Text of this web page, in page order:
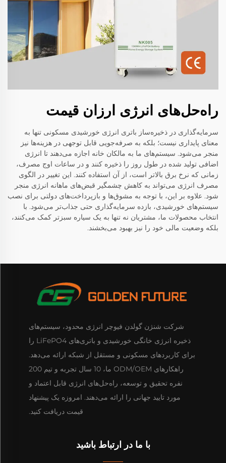
راه‌حل‌های انرژی ارزان قیمت
سرمایه‌گذاری در ذخیره‌ساز باتری انرژی خورشیدی مسکونی تنها به
معنای پایداری نیست؛ بلکه به صرفه‌جویی قابل توجهی در هزینه‌ها نیز
منجر می‌شود. سیستم‌های ما به مالکان خانه اجازه می‌دهند تا انرژی
اضافی تولید شده در طول روز را ذخیره کنند و در ساعات اوج مصرف،
زمانی که نرخ برق بالاتر است، از آن استفاده کنند. این تغییر در الگوی
مصرف انرژی می‌تواند به کاهش چشمگیر قبض‌های ماهانه انرژی منجر
شود. علاوه بر این، با توجه به مشوق‌ها و بازپرداخت‌های دولتی برای نصب
سیستم‌های خورشیدی، بازده سرمایه‌گذاری حتی جذاب‌تر می‌شود. با
انتخاب محصولات ما، مشتریان نه تنها به یک سیاره سبزتر کمک می‌کنند،
بلکه وضعیت مالی خود را نیز بهبود می‌بخشند.
شرکت شنژن گولدن فیوچر انرژی محدود، سیستم‌های
ذخیره انرژی خانگی خورشیدی و باتری‌های LiFePO4 را
برای کاربردهای مسکونی و مستقل از شبکه ارائه می‌دهد.
راهکارهای ODM/OEM ما، 10 سال تجربه و تیم 200
نفره تحقیق و توسعه، راه‌حل‌های انرژی قابل اعتماد و
مورد تایید جهانی را ارائه می‌دهند. امروزه یک پیشنهاد
قیمت دریافت کنید.
با ما در ارتباط باشید